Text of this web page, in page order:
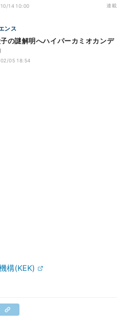
14 10:00 連載
ンス
の謎解明へハイパーカミオカンデ
05 18:54
構(KEK)